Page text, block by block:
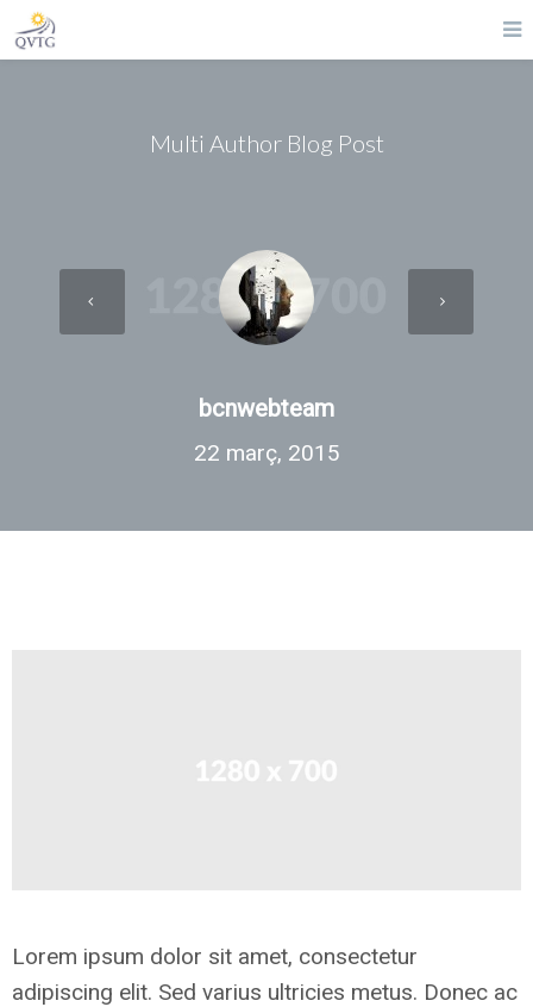
Multi Author Blog Post
bcnwebteam
22 març, 2015
Lorem ipsum dolor sit amet, consectetur
adipiscing elit. Sed varius ultricies metus. Donec ac